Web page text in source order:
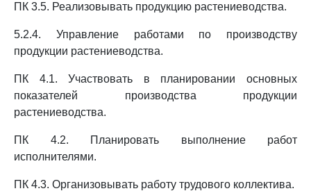
ПК 3.5. Реализовывать продукцию растениеводства.
5.2.4. Управление работами по производству
продукции растениеводства.
ПК 4.1. Участвовать в планировании основных
показателей производства продукции
растениеводства.
ПК 4.2. Планировать выполнение работ
исполнителями.
ПК 4.3. Организовывать работу трудового коллектива.